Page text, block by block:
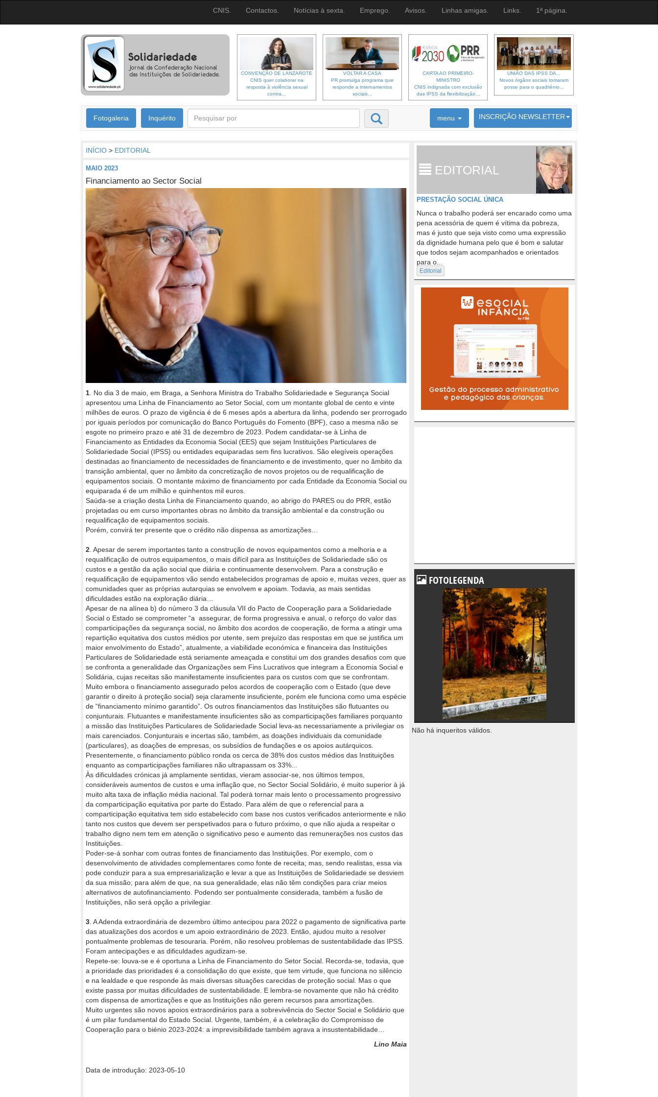
CNIS. Contactos. Notícias à sexta. Emprego. Avisos. Linhas amigas. Links. 1ª página.
CONVENÇÃO DE LANZAROTE
CNIS quer colaborar na
resposta à violência sexual
contra...
VOLTAR A CASA
PR promulga programa que
responde a internamentos
sociais...
CARTA AO PRIMEIRO-
MINISTRO
CNIS indignada com exclusão
das IPSS da flexibilização...
UNIÃO DAS IPSS DA...
Novos órgãos sociais tomaram
posse para o quadriénio...
Fotogaleria Inquérito menu INSCRIÇÃO NEWSLETTER
6692 membros inscritos
INÍCIO > EDITORIAL
MAIO 2023
Financiamento ao Sector Social
1. No dia 3 de maio, em Braga, a Senhora Ministra do Trabalho Solidariedade e Segurança Social
apresentou uma Linha de Financiamento ao Setor Social, com um montante global de cento e vinte
milhões de euros. O prazo de vigência é de 6 meses após a abertura da linha, podendo ser prorrogado
por iguais períodos por comunicação do Banco Português do Fomento (BPF), caso a mesma não se
esgote no primeiro prazo e até 31 de dezembro de 2023. Podem candidatar-se à Linha de
Financiamento as Entidades da Economia Social (EES) que sejam Instituições Particulares de
Solidariedade Social (IPSS) ou entidades equiparadas sem fins lucrativos. São elegíveis operações
destinadas ao financiamento de necessidades de financiamento e de investimento, quer no âmbito da
transição ambiental, quer no âmbito da concretização de novos projetos ou de requalificação de
equipamentos sociais. O montante máximo de financiamento por cada Entidade da Economia Social ou
equiparada é de um milhão e quinhentos mil euros.
Saúda-se a criação desta Linha de Financiamento quando, ao abrigo do PARES ou do PRR, estão
projetadas ou em curso importantes obras no âmbito da transição ambiental e da construção ou
requalificação de equipamentos sociais.
Porém, convirá ter presente que o crédito não dispensa as amortizações…
2. Apesar de serem importantes tanto a construção de novos equipamentos como a melhoria e a
requalificação de outros equipamentos, o mais difícil para as Instituições de Solidariedade são os
custos e a gestão da ação social que diária e continuamente desenvolvem. Para a construção e
requalificação de equipamentos vão sendo estabelecidos programas de apoio e, muitas vezes, quer as
comunidades quer as próprias autarquias se envolvem e apoiam. Todavia, as mais sentidas
dificuldades estão na exploração diária…
Apesar de na alínea b) do número 3 da cláusula VII do Pacto de Cooperação para a Solidariedade
Social o Estado se comprometer “a assegurar, de forma progressiva e anual, o reforço do valor das
comparticipações da segurança social, no âmbito dos acordos de cooperação, de forma a atingir uma
repartição equitativa dos custos médios por utente, sem prejuízo das respostas em que se justifica um
maior envolvimento do Estado”, atualmente, a viabilidade económica e financeira das Instituições
Particulares de Solidariedade está seriamente ameaçada e constitui um dos grandes desafios com que
se confronta a generalidade das Organizações sem Fins Lucrativos que integram a Economia Social e
Solidária, cujas receitas são manifestamente insuficientes para os custos com que se confrontam.
Muito embora o financiamento assegurado pelos acordos de cooperação com o Estado (que deve
garantir o direito à proteção social) seja claramente insuficiente, porém ele funciona como uma espécie
de “financiamento mínimo garantido”. Os outros financiamentos das Instituições são flutuantes ou
conjunturais. Flutuantes e manifestamente insuficientes são as comparticipações familiares porquanto
a missão das Instituições Particulares de Solidariedade Social leva-as necessariamente a privilegiar os
mais carenciados. Conjunturais e incertas são, também, as doações individuais da comunidade
(particulares), as doações de empresas, os subsídios de fundações e os apoios autárquicos.
Presentemente, o financiamento público ronda os cerca de 38% dos custos médios das Instituições
enquanto as comparticipações familiares não ultrapassam os 33%...
Às dificuldades crónicas já amplamente sentidas, vieram associar-se, nos últimos tempos,
consideráveis aumentos de custos e uma inflação que, no Sector Social Solidário, é muito superior à já
muito alta taxa de inflação média nacional. Tal poderá tornar mais lento o processamento progressivo
da comparticipação equitativa por parte do Estado. Para além de que o referencial para a
comparticipação equitativa tem sido estabelecido com base nos custos verificados anteriormente e não
tanto nos custos que devem ser perspetivados para o futuro próximo, o que não ajuda a respeitar o
trabalho digno nem tem em atenção o significativo peso e aumento das remunerações nos custos das
Instituições.
Poder-se-á sonhar com outras fontes de financiamento das Instituições. Por exemplo, com o
desenvolvimento de atividades complementares como fonte de receita; mas, sendo realistas, essa via
pode conduzir para a sua empresarialização e levar a que as Instituições de Solidariedade se desviem
da sua missão; para além de que, na sua generalidade, elas não têm condições para criar meios
alternativos de autofinanciamento. Podendo ser pontualmente considerada, também a fusão de
Instituições, não será opção a privilegiar.
3. A Adenda extraordinária de dezembro último antecipou para 2022 o pagamento de significativa parte
das atualizações dos acordos e um apoio extraordinário de 2023. Então, ajudou muito a resolver
pontualmente problemas de tesouraria. Porém, não resolveu problemas de sustentabilidade das IPSS.
Foram antecipações e as dificuldades agudizam-se.
Repete-se: louva-se e é oportuna a Linha de Financiamento do Setor Social. Recorda-se, todavia, que
a prioridade das prioridades é a consolidação do que existe, que tem virtude, que funciona no silêncio
e na lealdade e que responde às mais diversas situações carecidas de proteção social. Mas o que
existe passa por muitas dificuldades de sustentabilidade. E lembra-se novamente que não há crédito
com dispensa de amortizações e que as Instituições não gerem recursos para amortizações.
Muito urgentes são novos apoios extraordinários para a sobrevivência do Sector Social e Solidário que
é um pilar fundamental do Estado Social. Urgente, também, é a celebração do Compromisso de
Cooperação para o biénio 2023-2024: a imprevisibilidade também agrava a insustentabilidade…
Lino Maia
Data de introdução: 2023-05-10
EDITORIAL
PRESTAÇÃO SOCIAL ÚNICA
Nunca o trabalho poderá ser encarado como uma
pena acessória de quem é vítima da pobreza,
mas é justo que seja visto como uma expressão
da dignidade humana pelo que é bom e salutar
que todos sejam acompanhados e orientados
para o...
Editorial
FOTOLEGENDA
Não há inqueritos válidos.